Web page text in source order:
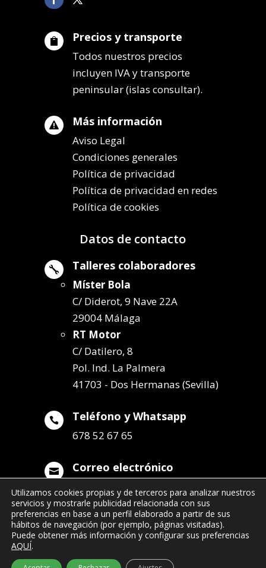
 Precios y transporte
Todos nuestros precios
incluyen IVA y transporte
peninsular (islas consultar).
 Más información
Aviso Legal
Condiciones generales
Política de privacidad
Política de privacidad en redes
Política de cookies
Datos de contacto
 Talleres colaboradores
Míster Bola
C/ Diderot, 9 Nave 22A
29004 Málaga
RT Motor
C/ Datilero, 8
Pol. Ind. La Palmera
41703 - Dos Hermanas (Sevilla)
 Teléfono y Whatsapp
678 52 67 65
 Correo electrónico
info@remolqueszabala.com
Utilizamos cookies propias y de terceros para analizar nuestros
servicios y mostrarle publicidad relacionada con sus
preferencias en base a un perfil elaborado a partir de sus
hábitos de navegación (por ejemplo, páginas visitadas).
Puede obtener más información y configurar sus preferencias
AQUÍ.